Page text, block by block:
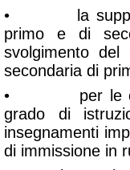
• la
primo e di
svolgimento
secondaria di
• per le classi
grado di
insegnamenti
di immissione in